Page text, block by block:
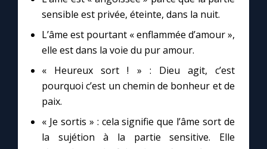
Contact
Faire un don
Marie de Nazareth
sensible est privée, éteinte, dans la nuit.
L’âme est pourtant « enflammée d’amour »,
elle est dans la voie du pur amour.
« Heureux sort ! » : Dieu agit, c’est
pourquoi c’est un chemin de bonheur et de
paix.
« Je sortis » : cela signifie que l’âme sort de
la sujétion à la partie sensitive. Elle